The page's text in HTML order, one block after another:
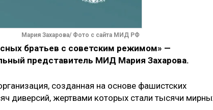
Мария Захарова/ Фото с сайта МИД РФ
братьев с советским режимом» —
представитель МИД Мария Захарова.
созданная на основе фашистских
диверсий, жертвами которых стали тысячи